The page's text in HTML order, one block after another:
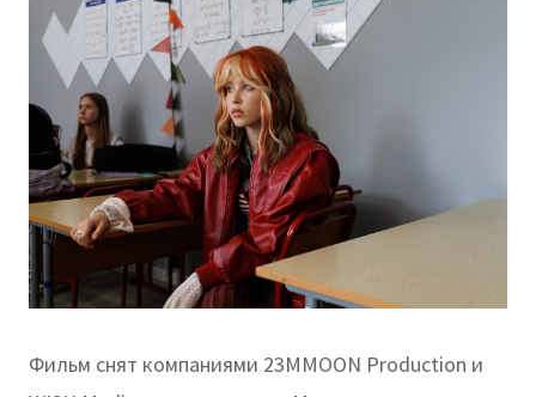
Фильм снят компаниями 23MMOON Production и